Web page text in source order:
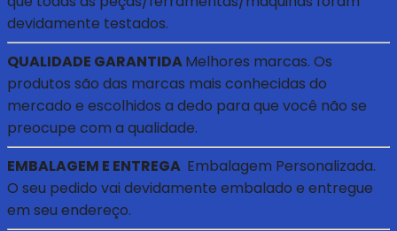
devidamente testados.
QUALIDADE GARANTIDAMelhores marcas. Os
produtos são das marcas mais conhecidas do
mercado e escolhidos a dedo para que você não se
preocupe com a qualidade.
EMBALAGEM E ENTREGA Embalagem Personalizada.
O seu pedido vai devidamente embalado e entregue
em seu endereço.